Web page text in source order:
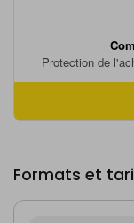
Formats et